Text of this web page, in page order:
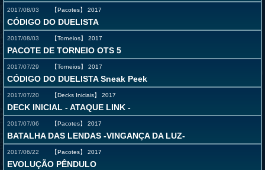
2017/08/03 【Pacotes】 2017
CÓDIGO DO DUELISTA
2017/08/03 【Torneios】 2017
PACOTE DE TORNEIO OTS 5
2017/07/29 【Torneios】 2017
CÓDIGO DO DUELISTA Sneak Peek
2017/07/20 【Decks Iniciais】 2017
DECK INICIAL - ATAQUE LINK -
2017/07/06 【Pacotes】 2017
BATALHA DAS LENDAS -VINGANÇA DA LUZ-
2017/06/22 【Pacotes】 2017
EVOLUÇÃO PÊNDULO